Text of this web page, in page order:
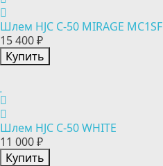
Шлем HJC C-50 MIRAGE MC1SF
15 400 ₽
Купить
Шлем HJC C-50 WHITE
11 000 ₽
Купить